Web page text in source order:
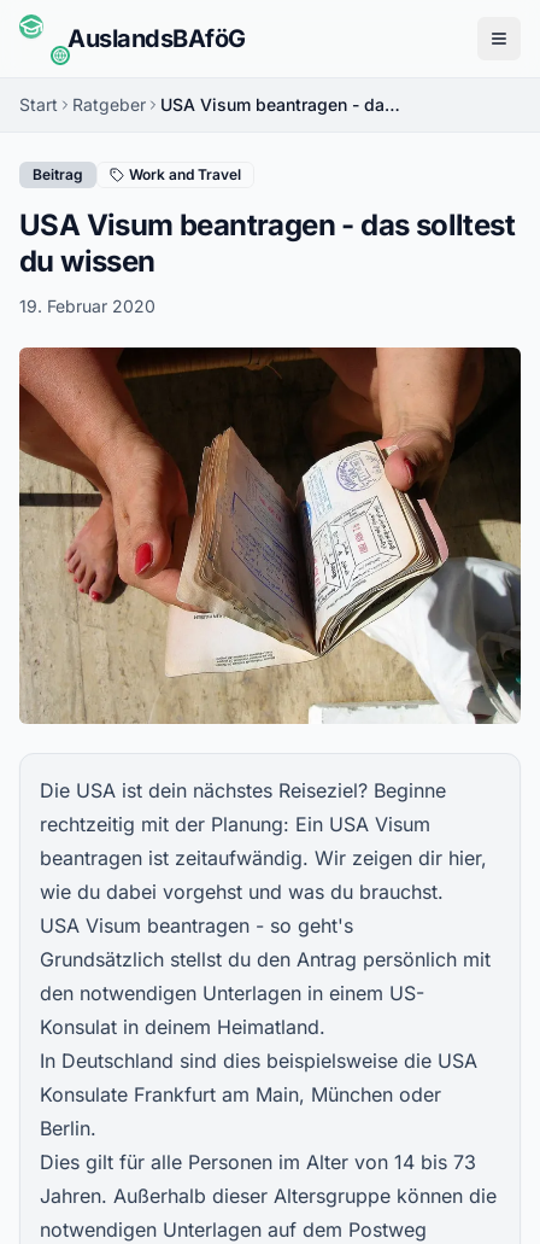
AuslandsBAföG
Start Ratgeber USA Visum beantragen - das solltest du wissen
Beitrag Work and Travel
USA Visum beantragen - das solltest
du wissen
19. Februar 2020
Die USA ist dein nächstes Reiseziel? Beginne
rechtzeitig mit der Planung: Ein USA Visum
beantragen ist zeitaufwändig. Wir zeigen dir hier,
wie du dabei vorgehst und was du brauchst.
USA Visum beantragen - so geht's
Grundsätzlich stellst du den Antrag persönlich mit
den notwendigen Unterlagen in einem US-
Konsulat in deinem Heimatland.
In Deutschland sind dies beispielsweise die USA
Konsulate Frankfurt am Main, München oder
Berlin.
Dies gilt für alle Personen im Alter von 14 bis 73
Jahren. Außerhalb dieser Altersgruppe können die
notwendigen Unterlagen auf dem Postweg